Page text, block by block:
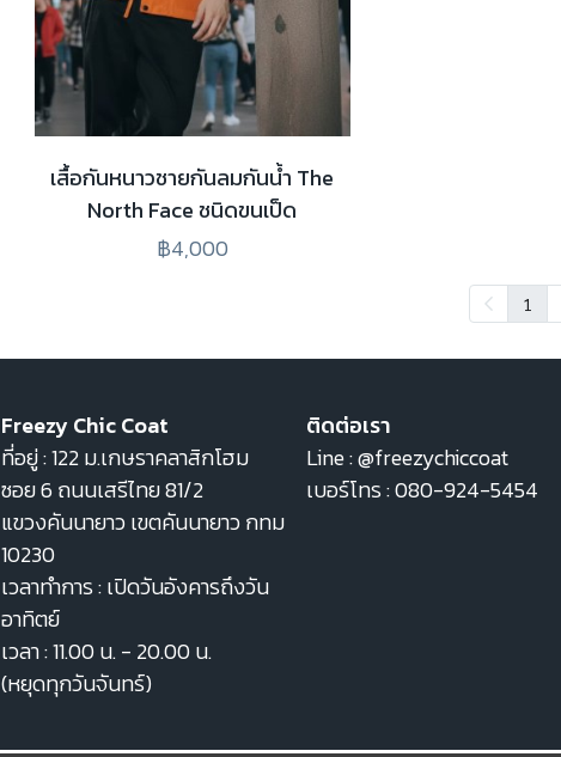
เสื้อกันหนาวชายกันลมกันน้ำ The
North Face ชนิดขนเป็ด
฿4,000
1
Freezy Chic Coat
ที่อยู่ : 122 ม.เกษราคลาสิกโฮม
ซอย 6 ถนนเสรีไทย 81/2
แขวงคันนายาว เขตคันนายาว กทม
10230
เวลาทำการ : เปิดวันอังคารถึงวัน
อาทิตย์
เวลา : 11.00 น. - 20.00 น.
(หยุดทุกวันจันทร์)
ติดต่อเรา
Line :@freezychiccoat
เบอร์โทร :080-924-5454